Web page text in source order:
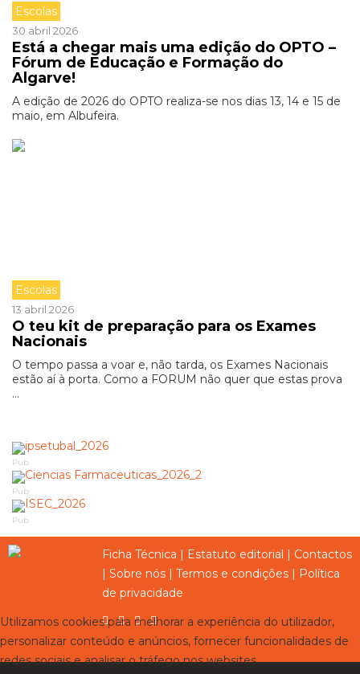
Escolas
30 abril 2026
Está a chegar mais uma edição do OPTO –
Fórum de Educação e Formação do
Algarve!
A edição de 2026 do OPTO realiza-se nos dias 13, 14 e 15 de
maio, em Albufeira.
Escolas
13 abril 2026
O teu kit de preparação para os Exames
Nacionais
O tempo passa a voar e, não tarda, os Exames Nacionais
estão aí à porta. Como a FORUM não quer que estas prova
...
Pub
Pub
Pub
Ficha Técnica | Estatuto editorial | Contactos
| Sobre nós | Termos e condições | Política
de privacidade
Utilizamos cookies para melhorar a experiência do utilizador,
personalizar conteúdo e anúncios, fornecer funcionalidades de
redes sociais e analisar o tráfego nos websites.